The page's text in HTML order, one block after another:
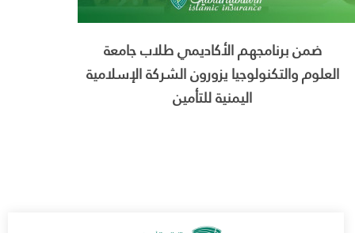
ضمن برنامجهم الأكاديمي طلاب جامعة
العلوم والتكنولوجيا يزورون الشركة الإسلامية
اليمنية للتأمين